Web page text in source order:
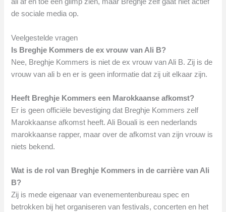
de sociale media op.
Veelgestelde vragen
Is Breghje Kommers de ex vrouw van Ali B?
Nee, Breghje Kommers is niet de ex vrouw van Ali B. Zij is de
vrouw van ali b en er is geen informatie dat zij uit elkaar zijn.
Heeft Breghje Kommers een Marokkaanse afkomst?
Er is geen officiële bevestiging dat Breghje Kommers zelf
Marokkaanse afkomst heeft. Ali Bouali is een nederlands
marokkaanse rapper, maar over de afkomst van zijn vrouw is
niets bekend.
Wat is de rol van Breghje Kommers in de carrière van Ali
B?
Zij is mede eigenaar van evenementenbureau spec en
betrokken bij het organiseren van festivals, concerten en het